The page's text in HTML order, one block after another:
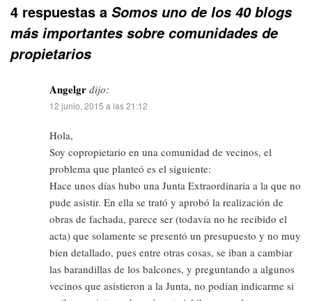
4 respuestas a Somos uno de los 40 blogs
más importantes sobre comunidades de
propietarios
Angelgr dijo:
12 junio, 2015 a las 21:12
Hola,
Soy copropietario en una comunidad de vecinos, el
problema que planteó es el siguiente:
Hace unos días hubo una Junta Extraordinaria a la que no
pude asistir. En ella se trató y aprobó la realización de
obras de fachada, parece ser (todavía no he recibido el
acta) que solamente se presentó un presupuesto y no muy
bien detallado, pues entre otras cosas, se iban a cambiar
las barandillas de los balcones, y preguntando a algunos
vecinos que asistieron a la Junta, no podían indicarme si